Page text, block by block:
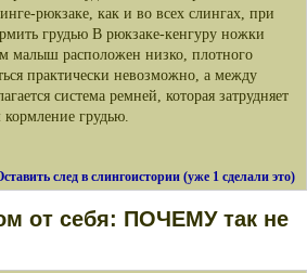
рюкзаке, как и во всех слингах, при
грудью В рюкзаке-кенгуру ножки
малыш расположен низко, плотного
практически невозможно, а между
система ремней, которая затрудняет
грудью.
след в слингоистории (уже 1 сделали это)
от себя: ПОЧЕМУ так не